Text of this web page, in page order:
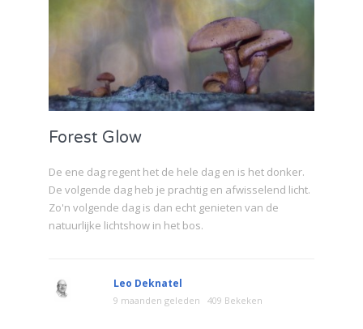
Forest Glow
De ene dag regent het de hele dag en is het donker.
De volgende dag heb je prachtig en afwisselend licht.
Zo'n volgende dag is dan echt genieten van de
natuurlijke lichtshow in het bos.
Leo Deknatel
9 maanden geleden 409 Bekeken